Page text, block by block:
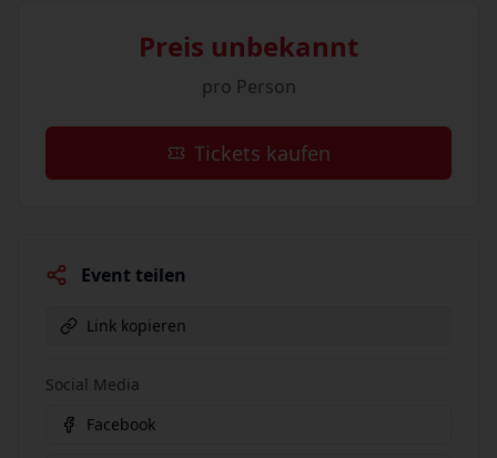
Preis unbekannt
pro Person
Tickets kaufen
Event teilen
Link kopieren
Social Media
Facebook